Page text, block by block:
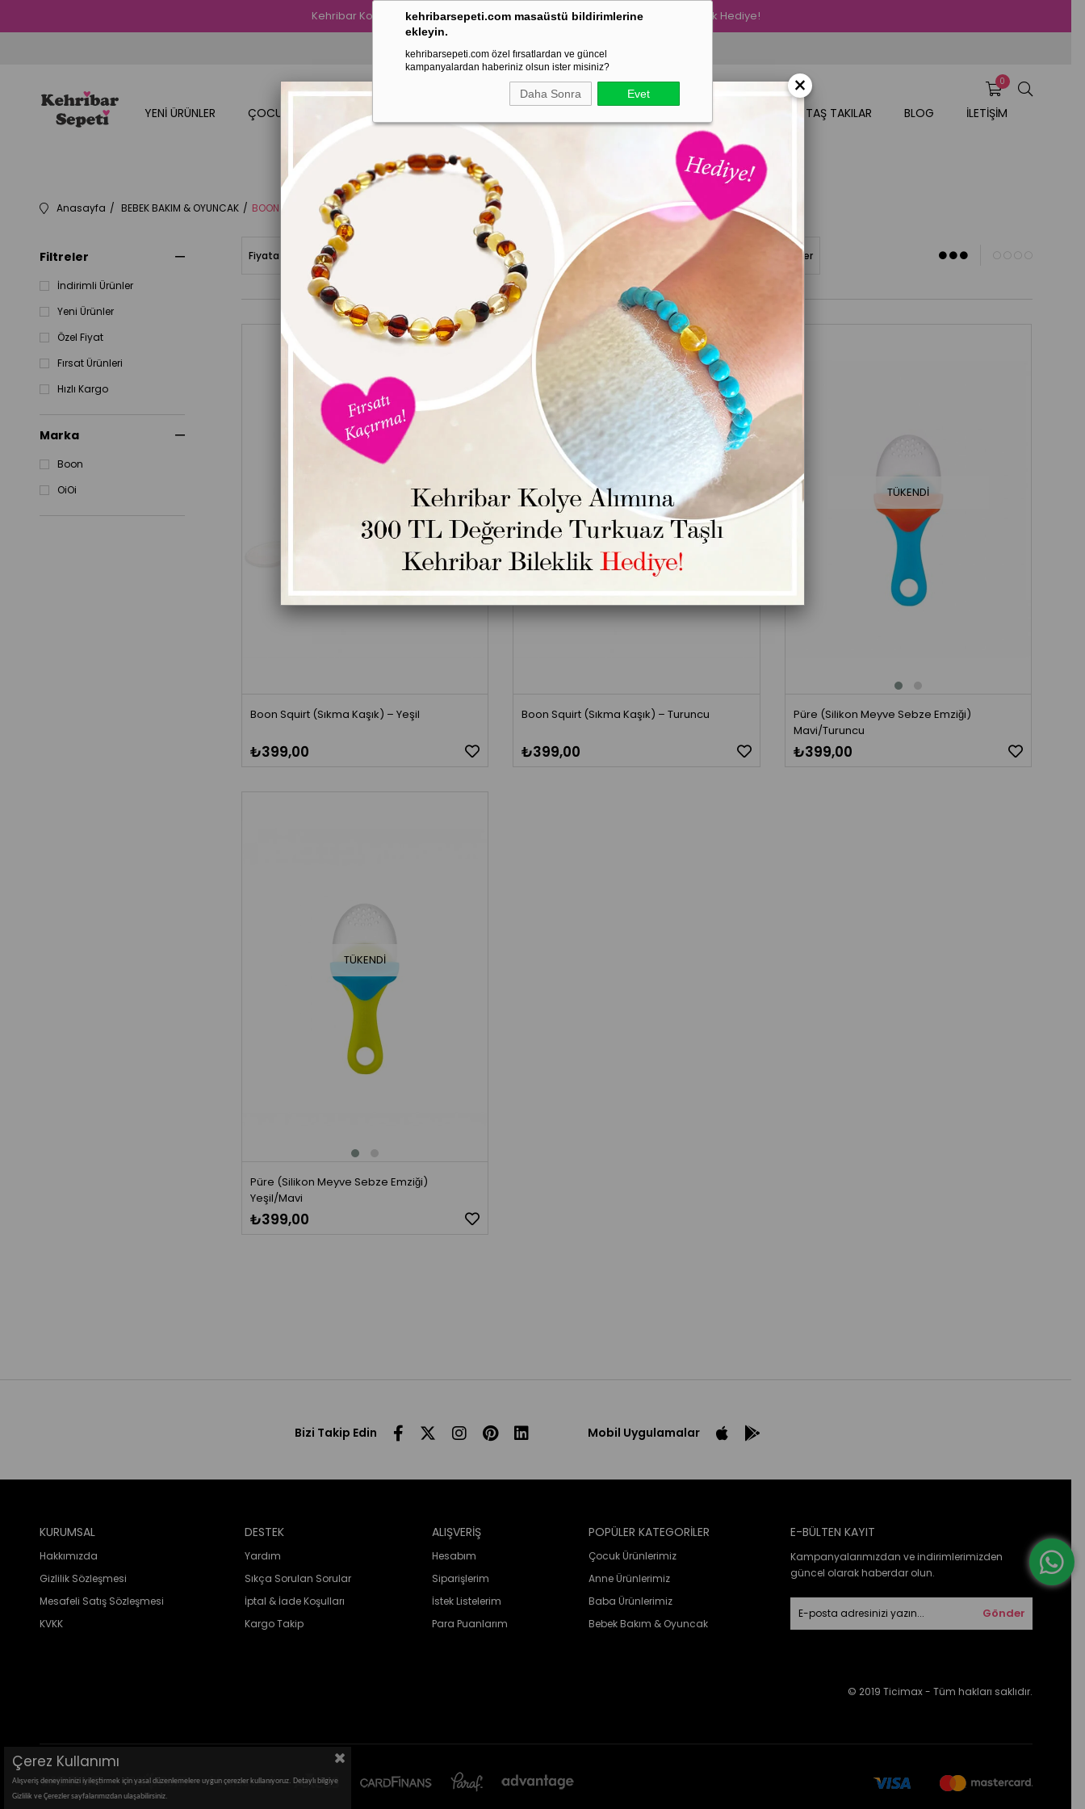
kehribarsepeti.com masaüstü bildirimlerine
ekleyin.
kehribarsepeti.com özel fırsatlardan ve güncel
kampanyalardan haberiniz olsun ister misiniz?
Daha Sonra Evet
Kehribar Kolye Alımına 300 TL Değerinde Turkuaz Taşlı Kehribar Yetişkin Bileklik Hediye!
0
YENİ ÜRÜNLER ÇOCUK ÜRÜNLERİMİZ DOĞAL TAŞ TAKILAR BLOG İLETİŞİM
Anasayfa BEBEK BAKIM & OYUNCAK BOON Bebek Beslenme Gereçleri
Filtreler
İndirimli Ürünler
Yeni Ürünler
Özel Fiyat
Fırsat Ürünleri
Hızlı Kargo
Marka
Boon
OiOi
Fiyata Göre (Artan) Ürün Adına Göre (A>Z) Ürün Adına Göre (Z<A) Stoktakiler
Boon Squirt (Sıkma Kaşık) – Yeşil
₺399,00
TÜKENDI
Boon Squirt (Sıkma Kaşık) – Turuncu
₺399,00
TÜKENDI
Püre (Silikon Meyve Sebze Emziği)
Mavi/Turuncu
₺399,00
TÜKENDI
Püre (Silikon Meyve Sebze Emziği)
Yeşil/Mavi
₺399,00
Bizi Takip Edin Mobil Uygulamalar
KURUMSAL
Hakkımızda
Gizlilik Sözleşmesi
Mesafeli Satış Sözleşmesi
KVKK
DESTEK
Yardım
Sıkça Sorulan Sorular
İptal & İade Koşulları
Kargo Takip
ALIŞVERİŞ
Hesabım
Siparişlerim
İstek Listelerim
Para Puanlarım
POPÜLER KATEGORİLER
Çocuk Ürünlerimiz
Anne Ürünlerimiz
Baba Ürünlerimiz
Bebek Bakım & Oyuncak
E-BÜLTEN KAYIT
Kampanyalarımızdan ve indirimlerimizden
güncel olarak haberdar olun.
Gönder
© 2019 Ticimax - Tüm hakları saklıdır.
Çerez Kullanımı
Alışveriş deneyiminizi iyileştirmek için yasal düzenlemelere uygun çerezler kullanıyoruz. Detaylı bilgiye
Gizlilik ve Çerezler sayfalarımızdan ulaşabilirsiniz.
×